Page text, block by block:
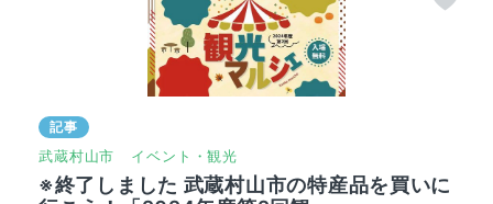
記事
武蔵村山市 イベント・観光
※終了しました 武蔵村山市の特産品を買いに